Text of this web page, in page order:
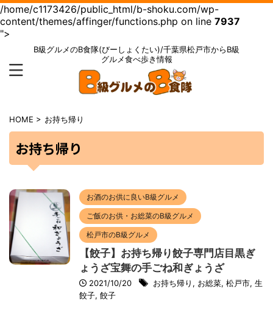
/home/c1173426/public_html/b-shoku.com/wp-
content/themes/affinger/functions.php on line 7937
">
B級グルメのB食隊(びーしょくたい)/千葉県松戸市からB級
グルメ食べ歩き情報
HOME > お持ち帰り
お持ち帰り
お酒のお供に良いB級グルメ
ご飯のお供・お総菜のB級グルメ
松戸市のB級グルメ
【餃子】お持ち帰り餃子専門店目黒ぎ
ょうざ宝舞の手ごね和ぎょうざ
2021/10/20 お持ち帰り , お総菜, 松戸市, 生
餃子, 餃子